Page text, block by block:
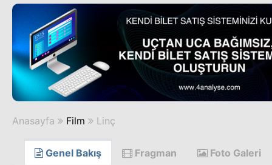
Anasayfa Film Linç
Genel Bakış Fragman Foto Galeri